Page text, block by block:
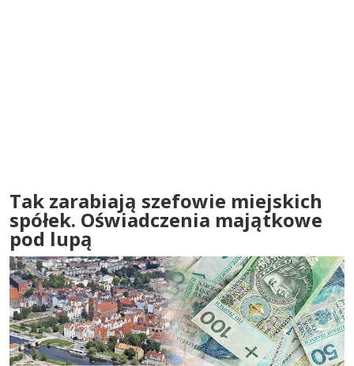
Tak zarabiają szefowie miejskich
spółek. Oświadczenia majątkowe
pod lupą